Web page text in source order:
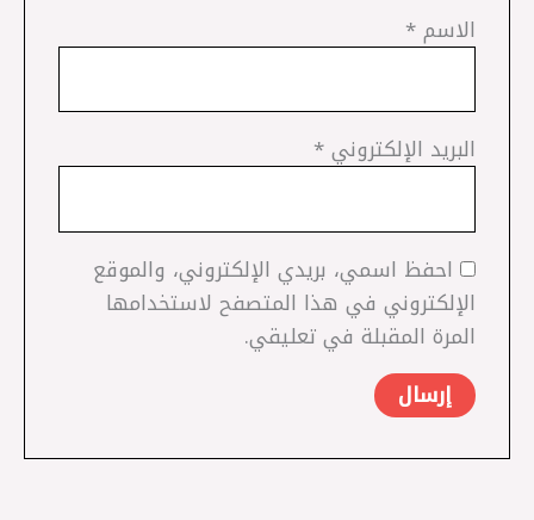
الاسم*
البريد الإلكتروني*
احفظ اسمي، بريدي الإلكتروني، والموقع
الإلكتروني في هذا المتصفح لاستخدامها
المرة المقبلة في تعليقي.